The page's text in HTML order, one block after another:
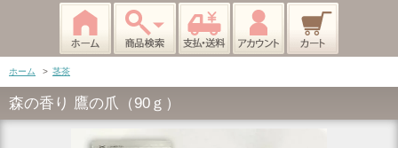
ホーム > 茎茶
森の香り 鷹の爪（90ｇ）